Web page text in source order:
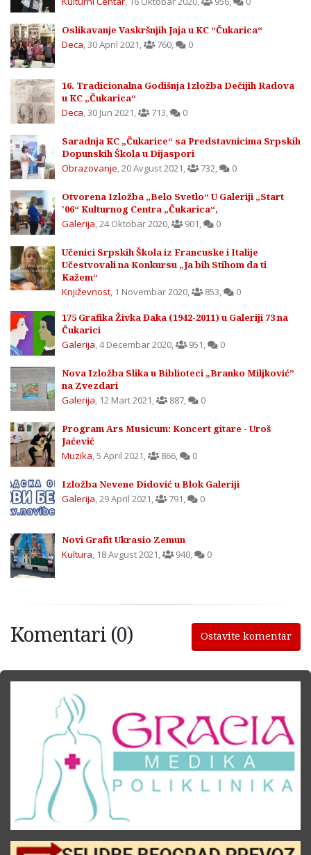
Oslikavanje Vaskršnjih Jaja u KC “Čukarica“
Deca,30 April 2021, 760, 0
16. Tradicionalna Godišnja Izložba Dečijih Radova
u KC „Čukarica“
Deca,30 Jun 2021, 713, 0
Saradnja KC „Čukarice“ sa Predstavnicima Srpskih
Dopunskih Škola u Dijaspori
Obrazovanje,20 Avgust 2021, 732, 0
Otvorena Izložba „Belo Svetlo“ U Galeriji „Start
'06“ Kulturnog Centra „Čukarica“,
Galerija,24 Oktobar 2020, 901, 0
Učenici Srpskih Škola iz Francuske i Italije
Učestvovali na Konkursu „Ja bih Stihom da ti
Kažem“
Književnost, 1 Novembar 2020, 853, 0
175 Grafika Živka Đaka (1942-2011) u Galeriji 73 na
Čukarici
Galerija,4 Decembar 2020, 951, 0
Nova Izložba Slika u Biblioteci „Branko Miljković”
na Zvezdari
Galerija, 12 Mart 2021, 887, 0
Program Ars Musicum: Koncert gitare - Uroš
Jaćević
Muzika,5 April 2021, 866, 0
Izložba Nevene Didović u Blok Galeriji
Galerija,29 April 2021, 791, 0
Novi Grafit Ukrasio Zemun
Kultura, 18 Avgust 2021, 940, 0
Komentari (0) Ostavite komentar